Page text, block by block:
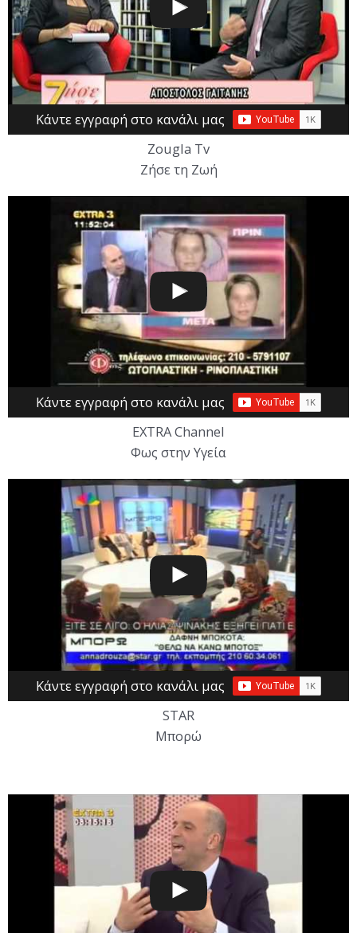
Κάντε εγγραφή στο κανάλι μας
Zougla Tv
Ζήσε τη Ζωή
Κάντε εγγραφή στο κανάλι μας
EXTRA Channel
Φως στην Υγεία
Κάντε εγγραφή στο κανάλι μας
STAR
Μπορώ